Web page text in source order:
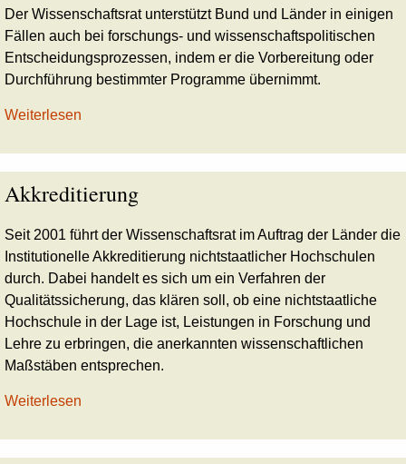
Der Wissenschaftsrat unterstützt Bund und Länder in einigen
Fällen auch bei forschungs- und wissenschaftspolitischen
Entscheidungsprozessen, indem er die Vorbereitung oder
Durchführung bestimmter Programme übernimmt.
Weiterlesen
Akkreditierung
Seit 2001 führt der Wissenschaftsrat im Auftrag der Länder die
Institutionelle Akkreditierung nichtstaatlicher Hochschulen
durch. Dabei handelt es sich um ein Verfahren der
Qualitätssicherung, das klären soll, ob eine nichtstaatliche
Hochschule in der Lage ist, Leistungen in Forschung und
Lehre zu erbringen, die anerkannten wissenschaftlichen
Maßstäben entsprechen.
Weiterlesen